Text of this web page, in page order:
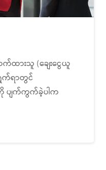
ားသူ (ချေးငွေယူ
က်ရာတွင်
ကို ပျက်ကွက်ခဲ့ပါက